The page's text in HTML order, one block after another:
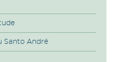
Santo André